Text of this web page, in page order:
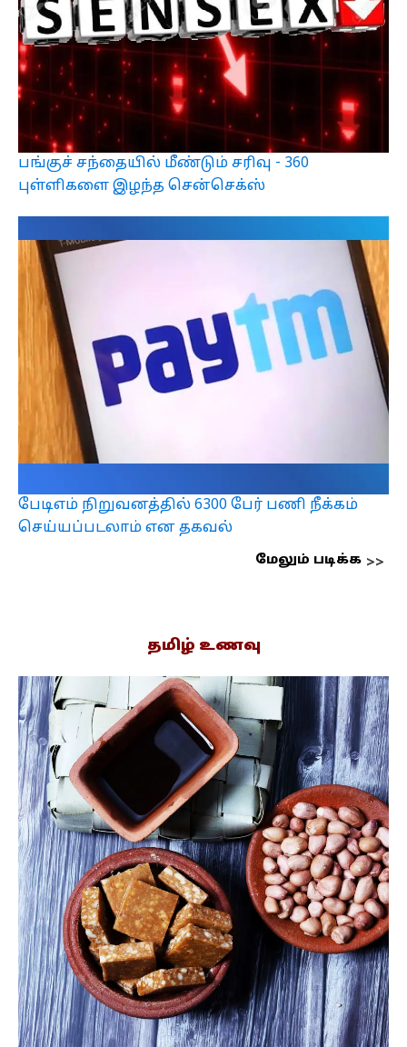
பங்குச் சந்தையில் மீண்டும் சரிவு - 360
புள்ளிகளை இழந்த சென்செக்ஸ்
பேடிஎம் நிறுவனத்தில் 6300 பேர் பணி நீக்கம்
செய்யப்படலாம் என தகவல்
மேலும் படிக்க
தமிழ் உணவு